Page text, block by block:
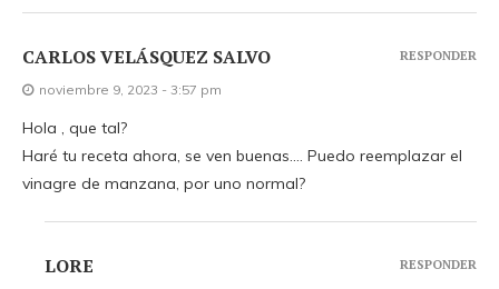
CARLOS VELÁSQUEZ SALVO
noviembre 9, 2023 - 3:57 pm
Hola , que tal?
Haré tu receta ahora, se ven buenas…. Puedo reemplazar el
vinagre de manzana, por uno normal?
RESPONDER
LORE RESPONDER